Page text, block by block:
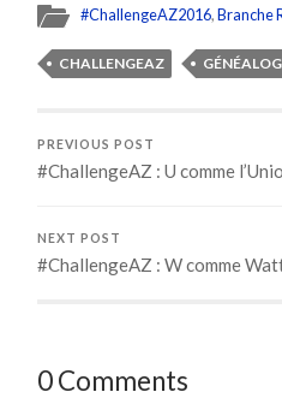
#ChallengeAZ2016,Branche
CHALLENGEAZ
PREVIOUS POST
#ChallengeAZ : U comme
NEXT POST
#ChallengeAZ : W comme
0 Comments